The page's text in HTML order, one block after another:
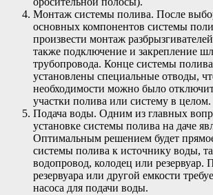
Монтаж системы полива. После
основных компонентов системы
произвести монтаж
также подключение и закрепление
трубопровода. Конце системы
установлены специальные отводы,
необходимости можно было
участки полива или систему в целом.
Подача воды. Одним из главных
установке системы полива на даче
Оптимальным решением будет
системы полива к источнику воды,
водопровод, колодец или резервуар.
резервуара или другой емкости
насоса для подачи воды.